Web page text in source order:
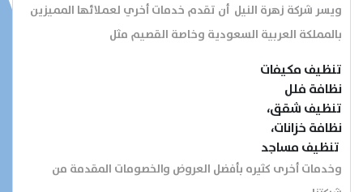
ويسر شركة زهرة النيل أن تقدم خدمات أخري لعملائها المميزين
بالمملكة العربية السعودية وخاصة القصيم مثل
تنظيف مكيفات
نظافة فلل
تنظيف شقق،
نظافة خزانات،
تنظيف مساجد
وخدمات أخرى كثيره بأفضل العروض والخصومات المقدمة من